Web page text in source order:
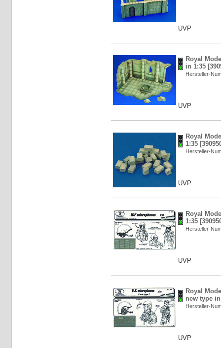
UVP
Royal
in 1:35
Hersteller-
UVP
Royal
1:35
Hersteller-
UVP
Royal
1:35
Hersteller-
UVP
Royal
new type in
Hersteller-
UVP